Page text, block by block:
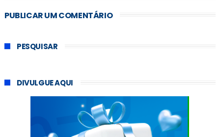
PUBLICAR UM COMENTÁRIO
PESQUISAR
DIVULGUE AQUI